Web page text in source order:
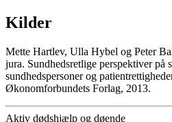
Kilder
Mette Hartlev, Ulla Hybel og Peter
jura. Sundhedsretlige perspektiver på
sundhedspersoner og
Økonomforbundets Forlag, 2013.
Aktiv dødshjælp og døende